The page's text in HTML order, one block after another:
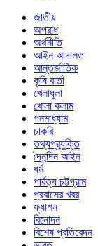
জাতীয়
অপরাধ
অর্থনীতি
আইন আদালত
আন্তর্জাতিক
কৃষি বার্তা
খেলাধুলা
খোলা কলাম
গনমাধ্যাম
চাকরি
তথ্যপ্রযুক্তি
দৈনন্দিন আইন
ধর্ম
পার্বত্য চট্টগ্রাম
প্রবাসের খবর
ফ্যাশন
বিনোদন
বিশেষ প্রতিবেদন